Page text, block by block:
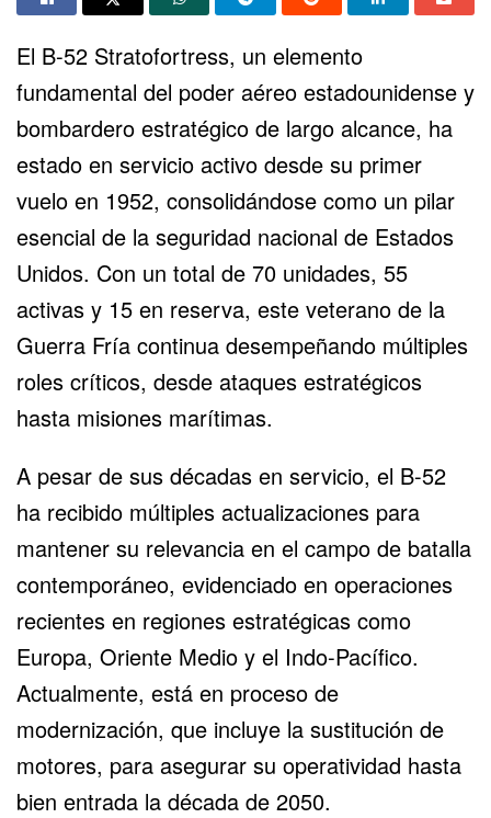
El B-52 Stratofortress, un elemento
fundamental del poder aéreo estadounidense y
bombardero estratégico de largo alcance, ha
estado en servicio activo desde su primer
vuelo en 1952, consolidándose como un pilar
esencial de la seguridad nacional de Estados
Unidos. Con un total de 70 unidades, 55
activas y 15 en reserva, este veterano de la
Guerra Fría continua desempeñando múltiples
roles críticos, desde ataques estratégicos
hasta misiones marítimas.
A pesar de sus décadas en servicio, el B-52
ha recibido múltiples actualizaciones para
mantener su relevancia en el campo de batalla
contemporáneo, evidenciado en operaciones
recientes en regiones estratégicas como
Europa, Oriente Medio y el Indo-Pacífico.
Actualmente, está en proceso de
modernización, que incluye la sustitución de
motores, para asegurar su operatividad hasta
bien entrada la década de 2050.